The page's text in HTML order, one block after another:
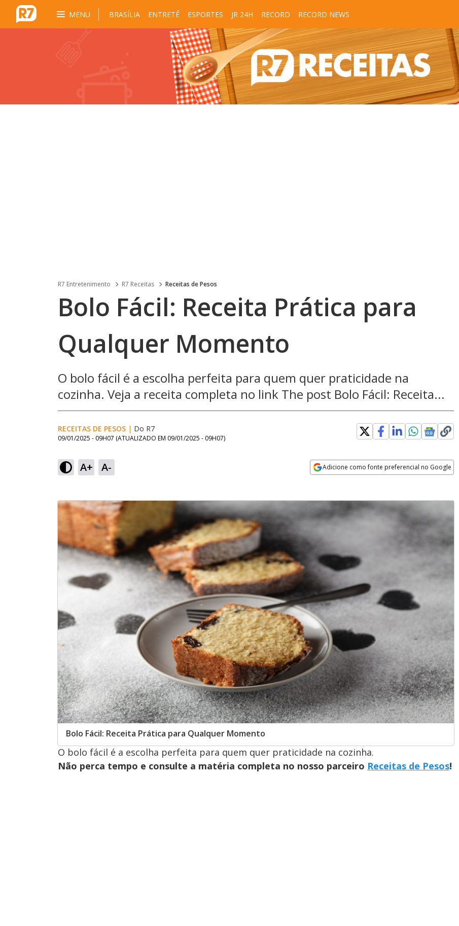
MENU BRASÍLIA ENTRETÊ ESPORTES JR 24H RECORD RECORD NEWS
R7 Entretenimento R7 Receitas Receitas de Pesos
Bolo Fácil: Receita Prática para
Qualquer Momento
O bolo fácil é a escolha perfeita para quem quer praticidade na
cozinha. Veja a receita completa no link The post Bolo Fácil: Receita...
RECEITAS DE PESOS | Do R7
09/01/2025 - 09H07 (ATUALIZADO EM 09/01/2025 - 09H07)
A+ A- Adicione como fonte preferencial no Google
Bolo Fácil: Receita Prática para Qualquer Momento
O bolo fácil é a escolha perfeita para quem quer praticidade na cozinha.
Não perca tempo e consulte a matéria completa no nosso parceiro Receitas de Pesos!